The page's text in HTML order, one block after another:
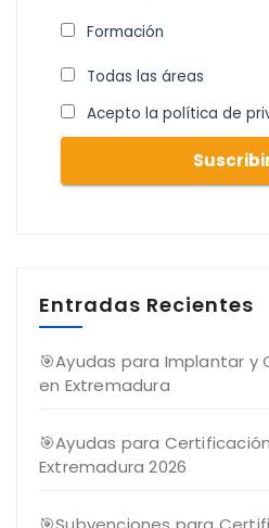
Formación
Todas las áreas
Acepto la política de
Entradas Recientes
🎯Ayudas para Implantar y
en Extremadura
🎯Ayudas para
Extremadura 2026